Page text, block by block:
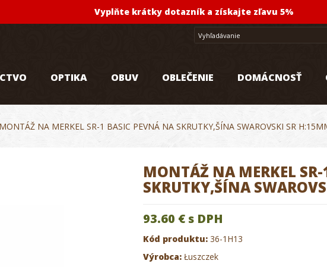
Vyplňte krátky dotazník a získajte zľavu 5%
OPTIKA OBUV OBLEČENIE DOMÁCNOSŤ
MONTÁŽ NA MERKEL SR-1 BASIC PEVNÁ NA SKRUTKY,ŠÍNA SWAROVSKI SR
MONTÁŽ NA MERKEL
SKRUTKY,ŠÍNA
93.60 €s DPH
Kód produktu: 36-1H13
Výrobca: Łuszczek